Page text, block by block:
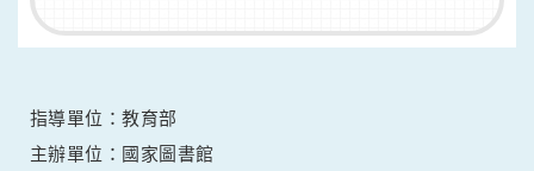
指導單位：教育部
主辦單位：國家圖書館